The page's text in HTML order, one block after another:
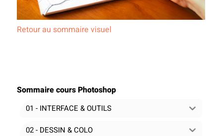
Retour au sommaire visuel
Sommaire cours Photoshop
01 - INTERFACE & OUTILS
02 - DESSIN & COLO